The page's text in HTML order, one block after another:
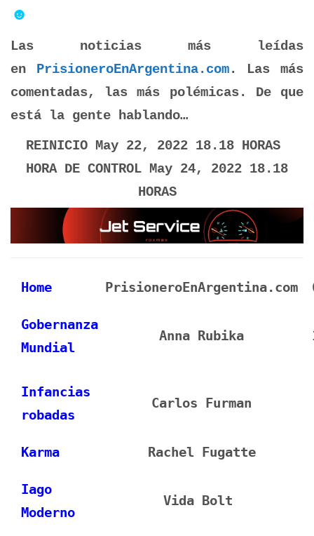
☻
Las noticias más leídas
en PrisioneroEnArgentina.com. Las más
comentadas, las más polémicas. De que
está la gente hablando…
REINICIO May 22, 2022 18.18 HORAS
HORA DE CONTROL May 24, 2022 18.18
HORAS
Home PrisioneroEnArgentina.com
Gobernanza
Mundial
Anna Rubika
Infancias
robadas
Carlos Furman
Karma Rachel Fugatte
Iago
Moderno
Vida Bolt